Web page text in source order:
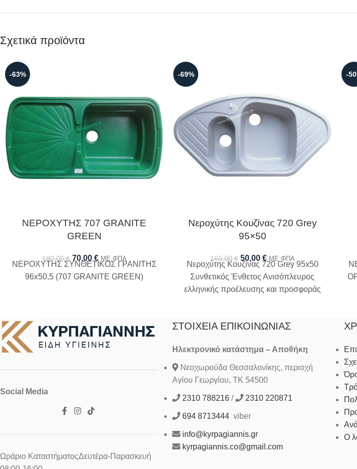
Σχετικά προϊόντα
-63%
ΝΕΡΟΧΥΤΗΣ 707 GRANITE
GREEN
190,00€ 70,00 € ΜΕ ΦΠΑ
ΝΕΡΟΧΥΤΗΣ ΣΥΝΘΕΤΙΚΟΣ ΓΡΑΝΙΤΗΣ
96x50,5 (707 GRANITE GREEN)
-69%
Νεροχύτης Κουζίνας 720 Grey
95×50
160,00€ 50,00 € ΜΕ ΦΠΑ
Νεροχύτης Κουζίνας 720 Grey 95x50
Συνθετικός Ένθετος Ανισόπλευρος
ελληνικής προέλευσης και προσφοράς
-
Social Media
Ωράριο ΚαταστήματοςΔευτέρα-Παρασκευή
ΣΤΟΙΧΕΊΑ ΕΠΙΚΟΙΝΩΝΊΑΣ
Ηλεκτρονικό κατάστημα – Αποθήκη
Νεοχωρούδα Θεσσαλονίκης, περιοχή
Αγίου Γεωργίου, ΤΚ 54500
2310 788216/ 2310 220871
694 8713444viber
info@kyrpagiannis.gr
kyrpagiannis.co@gmail.com
Ο